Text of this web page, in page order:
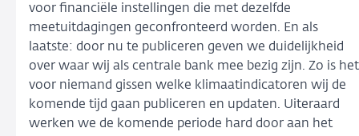
voor financiële instellingen die met dezelfde
meetuitdagingen geconfronteerd worden. En als
laatste: door nu te publiceren geven we duidelijkheid
over waar wij als centrale bank mee bezig zijn. Zo is het
voor niemand gissen welke klimaatindicatoren wij de
komende tijd gaan publiceren en updaten. Uiteraard
werken we de komende periode hard door aan het